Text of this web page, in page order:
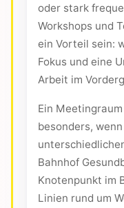
oder stark
Workshops und
ein Vorteil sein:
Fokus und eine
Arbeit im
Ein
besonders,
Bahnhof
Knotenpunkt im
Linien rund um